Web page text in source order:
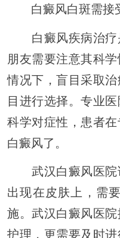
白癜风白斑需接
白癜风疾病治疗
朋友需要注意其科
情况下，盲目采取
目进行选择。专业
科学对症性，患者
白癜风了。
武汉白癜风医院
出现在皮肤上，需
施。武汉白癜风医
护理，更需要及时